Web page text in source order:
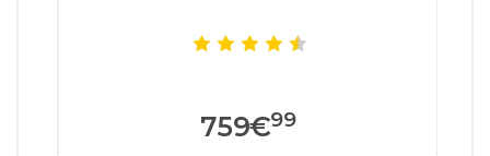
759€99